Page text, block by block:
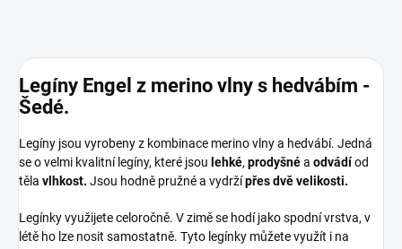
Legíny Engel z merino vlny s hedvábím -
Šedé.
Legíny jsou vyrobeny z kombinace merino vlny a hedvábí. Jedná
se o velmi kvalitní legíny, které jsou lehké, prodyšnéa odvádíod
těla vlhkost. Jsou hodně pružné a vydržípřes dvě velikosti.
Legínky využijete celoročně. V zimě se hodí jako spodní vrstva, v
létě ho lze nosit samostatně. Tyto legínky můžete využít i na